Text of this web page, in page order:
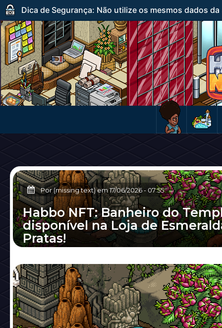
Dica de Segurança: Não utilize os mesmos dados
Por (missing text) em17/06/2026- 07:55
Habbo NFT: Banheiro do
disponível na Loja de
Pratas!
loja do Habbo, confira mais detalhes a